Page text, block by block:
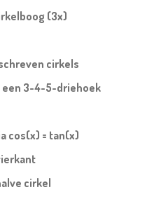
(3x)
cirkels
een 3-4-5-driehoek
cos(x) = tan(x)
cirkel